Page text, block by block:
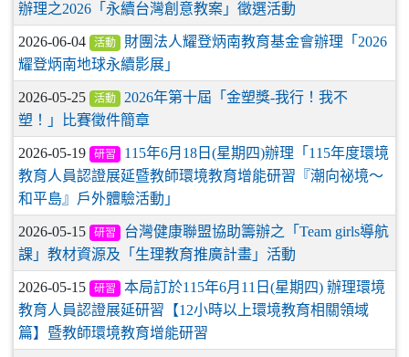
辦理之2026「永續台灣創意教案」徵選活動
2026-06-04 活動
財團法人耀登炳南教育基金會辦理「2026
耀登炳南地球永續影展」
2026-05-25 活動
2026年第十屆「金塑獎-我行！我不
塑！」比賽徵件簡章
2026-05-19 研習
115年6月18日(星期四)辦理「115年度環境
教育人員認證展延暨教師環境教育增能研習『潮向祕境～
和平島』戶外體驗活動」
2026-05-15 研習
台灣健康聯盟協助籌辦之「Team girls導航
課」教材資源及「生理教育推廣計畫」活動
2026-05-15 研習
本局訂於115年6月11日(星期四) 辦理環境
教育人員認證展延研習【12小時以上環境教育相關領域
篇】暨教師環境教育增能研習